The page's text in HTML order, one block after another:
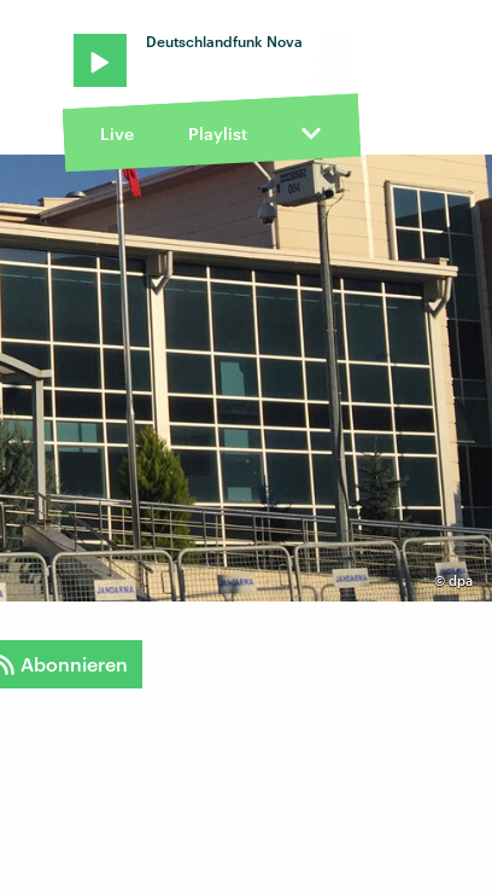
Deutschlandfunk Nova
Live Playlist
©dpa
Abonnieren